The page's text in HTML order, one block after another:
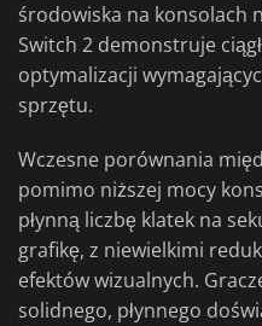
środowiska na konsolach
Switch 2 demonstruje
optymalizacji
sprzętu.
Wczesne porównania
pomimo niższej mocy
płynną liczbę klatek na
grafikę, z niewielkimi
efektów wizualnych.
solidnego, płynnego